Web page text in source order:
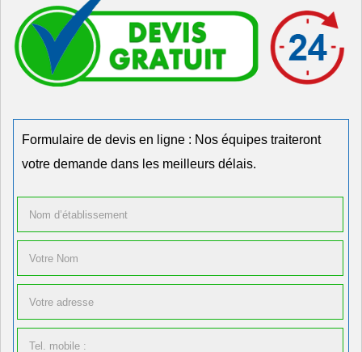
Formulaire de devis en ligne : Nos équipes traiteront
votre demande dans les meilleurs délais.